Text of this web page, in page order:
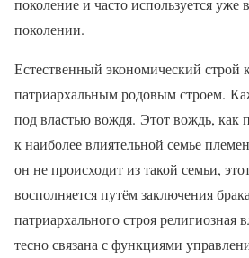
поколение и часто используется уже
поколении.
Естественный экономический строй
патриархальным родовым строем.
под властью вождя. Этот вождь, как
к наиболее влиятельной семье
он не происходит из такой семьи,
восполняется путём заключения
патриархального строя религиозная
тесно связана с функциями